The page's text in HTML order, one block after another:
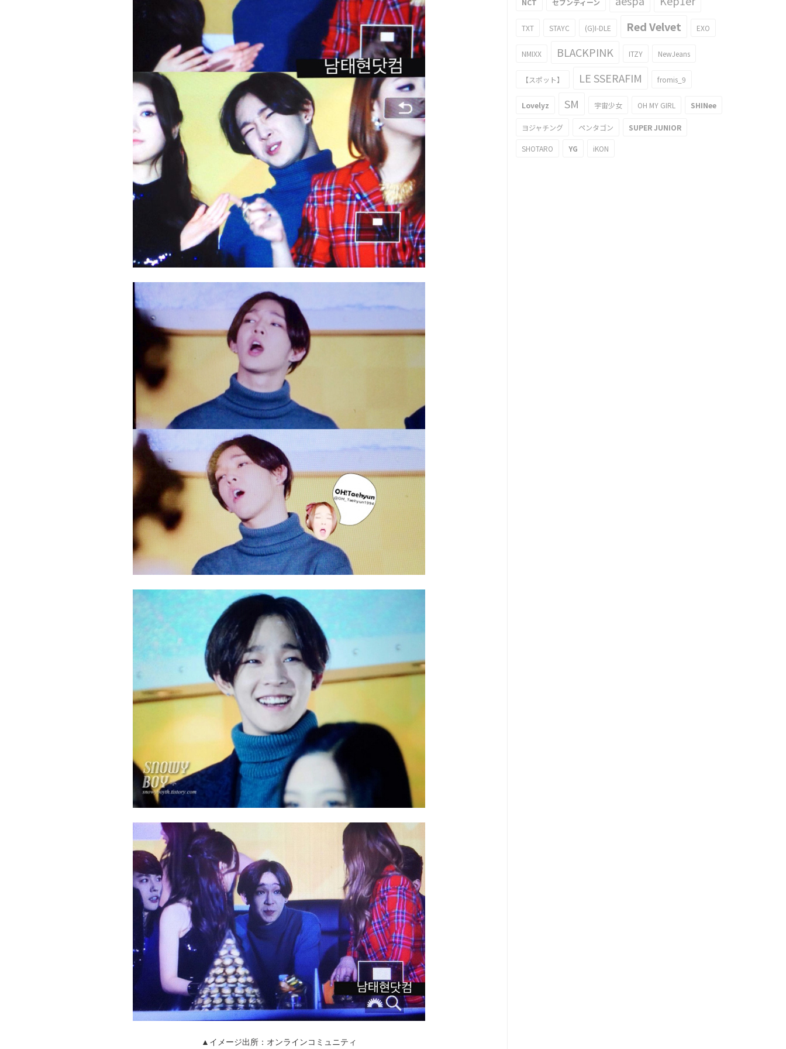
▲イメージ出所：オンラインコミュニティ
NCT セブンティーン
TXT STAYC (G)I-DLE Red Velvet EXO
NMIXX BLACKPINK ITZY NewJeans
【スポット】 LE SSERAFIM fromis_9
Lovelyz SM 宇宙少女 OH MY GIRL SHINee
ヨジャチング ペンタゴン SUPER JUNIOR
SHOTARO YG iKON